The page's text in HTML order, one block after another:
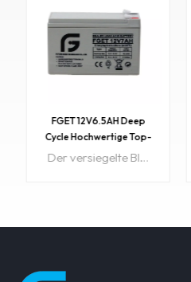
FGET 12V6.5AH Deep
Cycle Hochwertige Top-
Sales-wiederaufladbare
Der versiegelte Blei-Säure-Akku (VRLA-Akku) von FGET ist auslaufsicher und wartungsfrei. Die Farbe kann individuell angepasst werden.Die Überlegenheit der VRLA-Batterie beruht auf ihrer einzigartig effizienten Sauerstoffrekombinationstechnologie.Artikel-Nr.: FGET12V6.5AHFarbe: KundenspezifischMindestbestellmenge: 500Zahlung: T/T, Western Union, Paypal usw.Versandhafen: Guangzhou/Shenzhen, ChinaUrsprüngliche Region: ChinaLieferzeit: ca. 15 WerktageProbe: verfügbar